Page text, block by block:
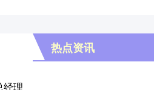
热点资讯
经理